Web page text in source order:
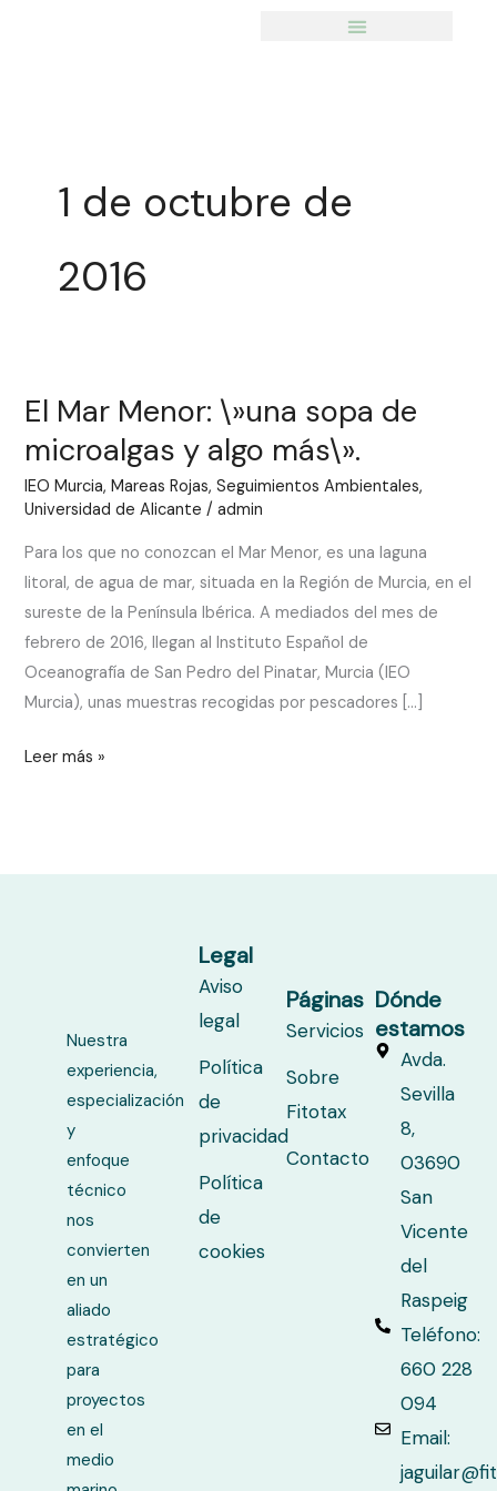
1 de octubre de
2016
El Mar Menor: \»una sopa de
microalgas y algo más\».
IEO Murcia,Mareas Rojas,Seguimientos Ambientales,
Universidad de Alicante /admin
Para los que no conozcan el Mar Menor, es una laguna
litoral, de agua de mar, situada en la Región de Murcia, en el
sureste de la Península Ibérica. A mediados del mes de
febrero de 2016, llegan al Instituto Español de
Oceanografía de San Pedro del Pinatar, Murcia (IEO
Murcia), unas muestras recogidas por pescadores […]
El
Menor:
\»una
de
microalgas
y
algo
más\».
Leer más »
Nuestra
experiencia,
especialización
y
enfoque
técnico
nos
convierten
en un
aliado
estratégico
para
proyectos
en el
medio
Legal
Aviso
legal
Política
de
privacidad
Política
de
cookies
Páginas
Servicios
Sobre
Fitotax
Contacto
Dónde
estamos
Avda.
Sevilla
8,
03690
San
Vicente
del
Raspeig
Teléfono:
660 228
094
Email: